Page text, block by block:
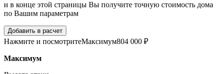
и в конце этой страницы Вы получите точную стоимость дома
по Вашим параметрам
Добавить в расчет
Нажмите и посмотритеМаксимум804 000 ₽
Максимум